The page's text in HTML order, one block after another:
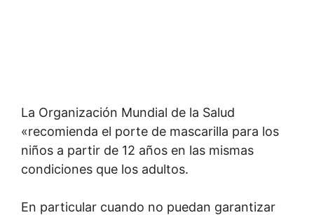
La Organización Mundial de la Salud
«recomienda el porte de mascarilla para los
niños a partir de 12 años en las mismas
condiciones que los adultos.
En particular cuando no puedan garantizar